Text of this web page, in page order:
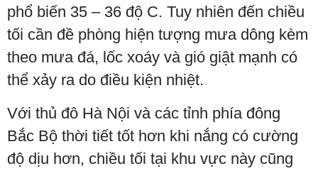
phổ biến 35 – 36 độ C. Tuy nhiên đến chiều
tối cần đề phòng hiện tượng mưa dông kèm
theo mưa đá, lốc xoáy và gió giật mạnh có
thể xảy ra do điều kiện nhiệt.
Với thủ đô Hà Nội và các tỉnh phía đông
Bắc Bộ thời tiết tốt hơn khi nắng có cường
độ dịu hơn, chiều tối tại khu vực này cũng